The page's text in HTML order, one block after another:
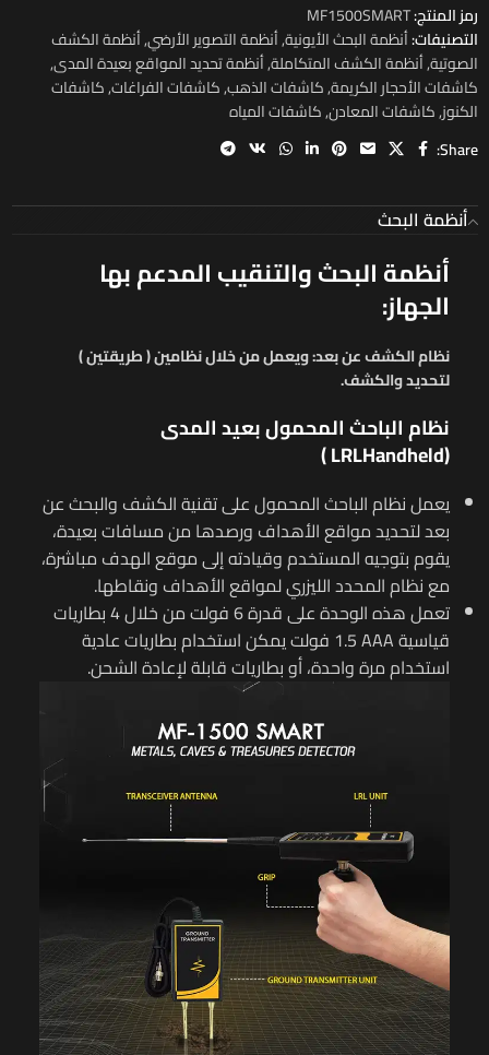
رمز المنتج:MF1500SMART
التصنيفات:أنظمة البحث الأيونية,أنظمة التصوير الأرضي,أنظمة الكشف
الصوتية,أنظمة الكشف المتكاملة,أنظمة تحديد المواقع بعيدة المدى,
كاشفات الأحجار الكريمة,كاشفات الذهب,كاشفات الفراغات,كاشفات
الكنوز,كاشفات المعادن,كاشفات المياه
Share:
أنظمة البحث
أنظمة البحث والتنقيب المدعم بها
الجهاز:
نظام الكشف عن بعد:ويعمل من خلال نظامين ( طريقتين )
لتحديد والكشف.
نظام الباحث المحمول بعيد المدى
(
Handheld
LRL
)
يعمل نظام الباحث المحمول على تقنية الكشف والبحث عن
بعد لتحديد مواقع الأهداف ورصدها من مسافات بعيدة،
يقوم بتوجيه المستخدم وقيادته إلى موقع الهدف مباشرة،
مع نظام المحدد الليزري لمواقع الأهداف ونقاطها.
تعمل هذه الوحدة على قدرة 6 فولت من خلال 4 بطاريات
قياسيةAAA
1.5 فولت يمكن استخدام بطاريات عادية
استخدام مرة واحدة، أو بطاريات قابلة لإعادة الشحن.